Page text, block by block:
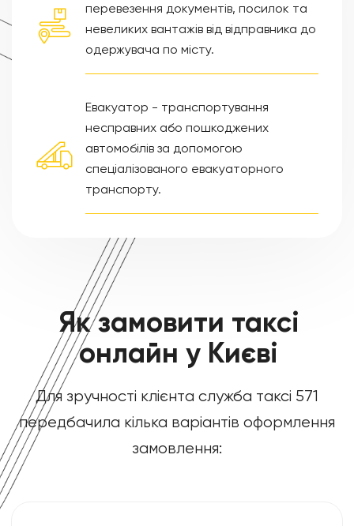
перевезення документів, посилок та
невеликих вантажів від відправника до
одержувача по місту.
Евакуатор - транспортування
несправних або пошкоджених
автомобілів за допомогою
спеціалізованого евакуаторного
транспорту.
Як замовити таксі
онлайн у Києві
Для зручності клієнта служба таксі 571
передбачила кілька варіантів оформлення
замовлення: